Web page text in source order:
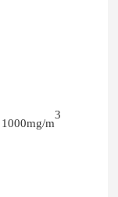
1000mg/m
3